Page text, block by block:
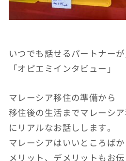
いつでも話せるパートナー
「オピエミインタビュー」
マレーシア移住の準備から
移住後の生活までマレーシ
にリアルなお話しします。
マレーシアはいいところばか
メリット、デメリットもお伝